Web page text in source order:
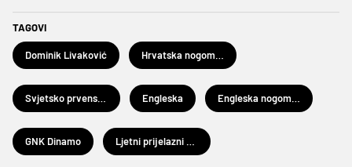
TAGOVI
Dominik Livaković
Engleska
GNK Dinamo